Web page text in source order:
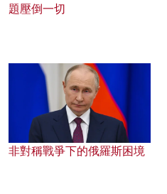
題壓倒一切
非對稱戰爭下的俄羅斯困境